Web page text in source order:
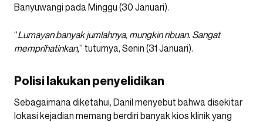
Banyuwangi pada Minggu (30 Januari).
“Lumayan banyak jumlahnya, mungkin ribuan. Sangat
memprihatinkan,” tuturnya, Senin (31 Januari).
Polisi lakukan penyelidikan
Sebagaimana diketahui, Danil menyebut bahwa disekitar
lokasi kejadian memang berdiri banyak kios klinik yang